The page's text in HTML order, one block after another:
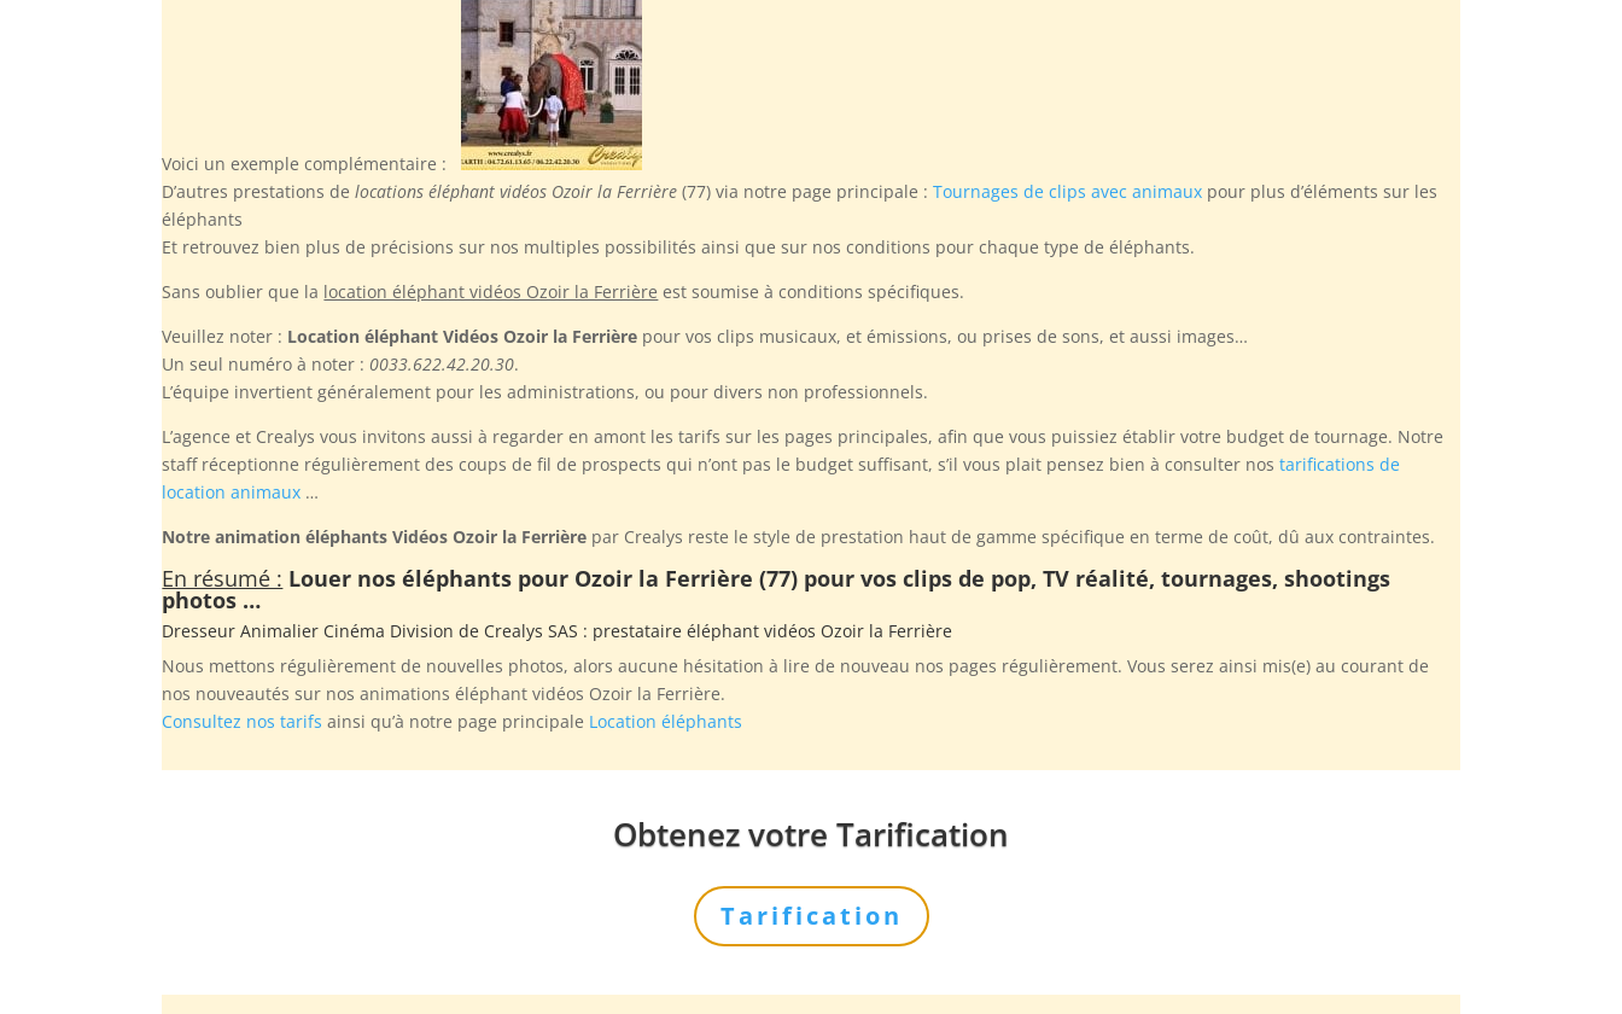
Voici un exemple complémentaire :
D’autres prestations delocations éléphant vidéos Ozoir la Ferrière (77) via notre page principale :Tournages de clips avec animaux pour plus d’éléments sur les
éléphants
Et retrouvez bien plus de précisions sur nos multiples possibilités ainsi que sur nos conditions pour chaque type de éléphants.
Sans oublier que la location éléphant vidéos Ozoir la Ferrière est soumise à conditions spécifiques.
Veuillez noter : Location éléphant Vidéos Ozoir la Ferrière pour vos clips musicaux, et émissions, ou prises de sons, et aussi images…
Un seul numéro à noter :0033.622.42.20.30.
L’équipe invertient généralement pour les administrations, ou pour divers non professionnels.
L’agence et Crealys vous invitons aussi à regarder en amont les tarifs sur les pages principales, afin que vous puissiez établir votre budget de tournage. Notre
staff réceptionne régulièrement des coups de fil de prospects qui n’ont pas le budget suffisant, s’il vous plait pensez bien à consulter nostarifications de
location animaux …
Notre animation éléphants Vidéos Ozoir la Ferrière par Crealys reste le style de prestation haut de gamme spécifique en terme de coût, dû aux contraintes.
En résumé : Louer nos éléphants pour Ozoir la Ferrière (77) pour vos clips de pop, TV réalité, tournages, shootings
photos …
Dresseur Animalier Cinéma Division de Crealys SAS : prestataire éléphant vidéos Ozoir la Ferrière
Nous mettons régulièrement de nouvelles photos, alors aucune hésitation à lire de nouveau nos pages régulièrement. Vous serez ainsi mis(e) au courant de
nos nouveautés sur nos animations éléphant vidéos Ozoir la Ferrière.
Consultez nos tarifs ainsi qu’à notre page principale Location éléphants
Obtenez votre Tarification
Tarification